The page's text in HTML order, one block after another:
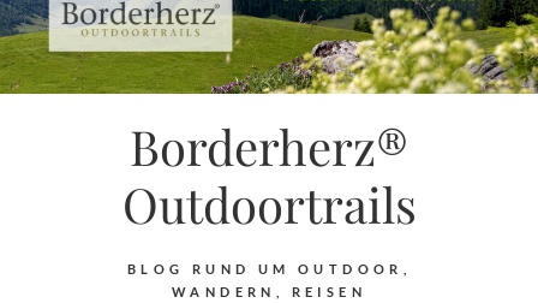
Borderherz®
Outdoortrails
BLOG RUND UM OUTDOOR,
WANDERN, REISEN